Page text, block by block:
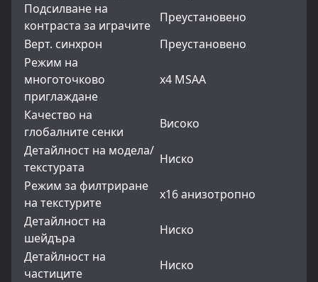
Подсилване на
контраста за играчите
Преустановено
Верт. синхрон
Преустановено
Режим на
многоточково
приглаждане
x4 MSAA
Качество на
глобалните сенки
Високо
Детайлност на модела/
текстурата
Ниско
Режим за филтриране
на текстурите
x16 анизотропно
Детайлност на
шейдъра
Ниско
Детайлност на
частиците
Ниско